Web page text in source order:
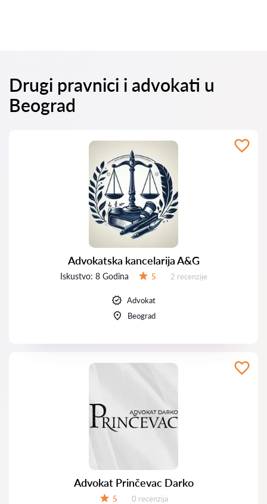
Drugi pravnici i advokati u
Beograd
Advokatska kancelarija A&G
Iskustvo: 8 Godina 5 Recenzija:
2 recenzije
Advokat
Beograd
Advokat Prinčevac Darko
5 Recenzija:
0 recenzija